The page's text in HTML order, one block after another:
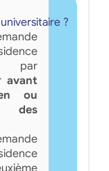
?
par
avant
ou
des